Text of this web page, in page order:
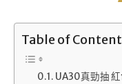
Table of
UA30真勁抽 紅